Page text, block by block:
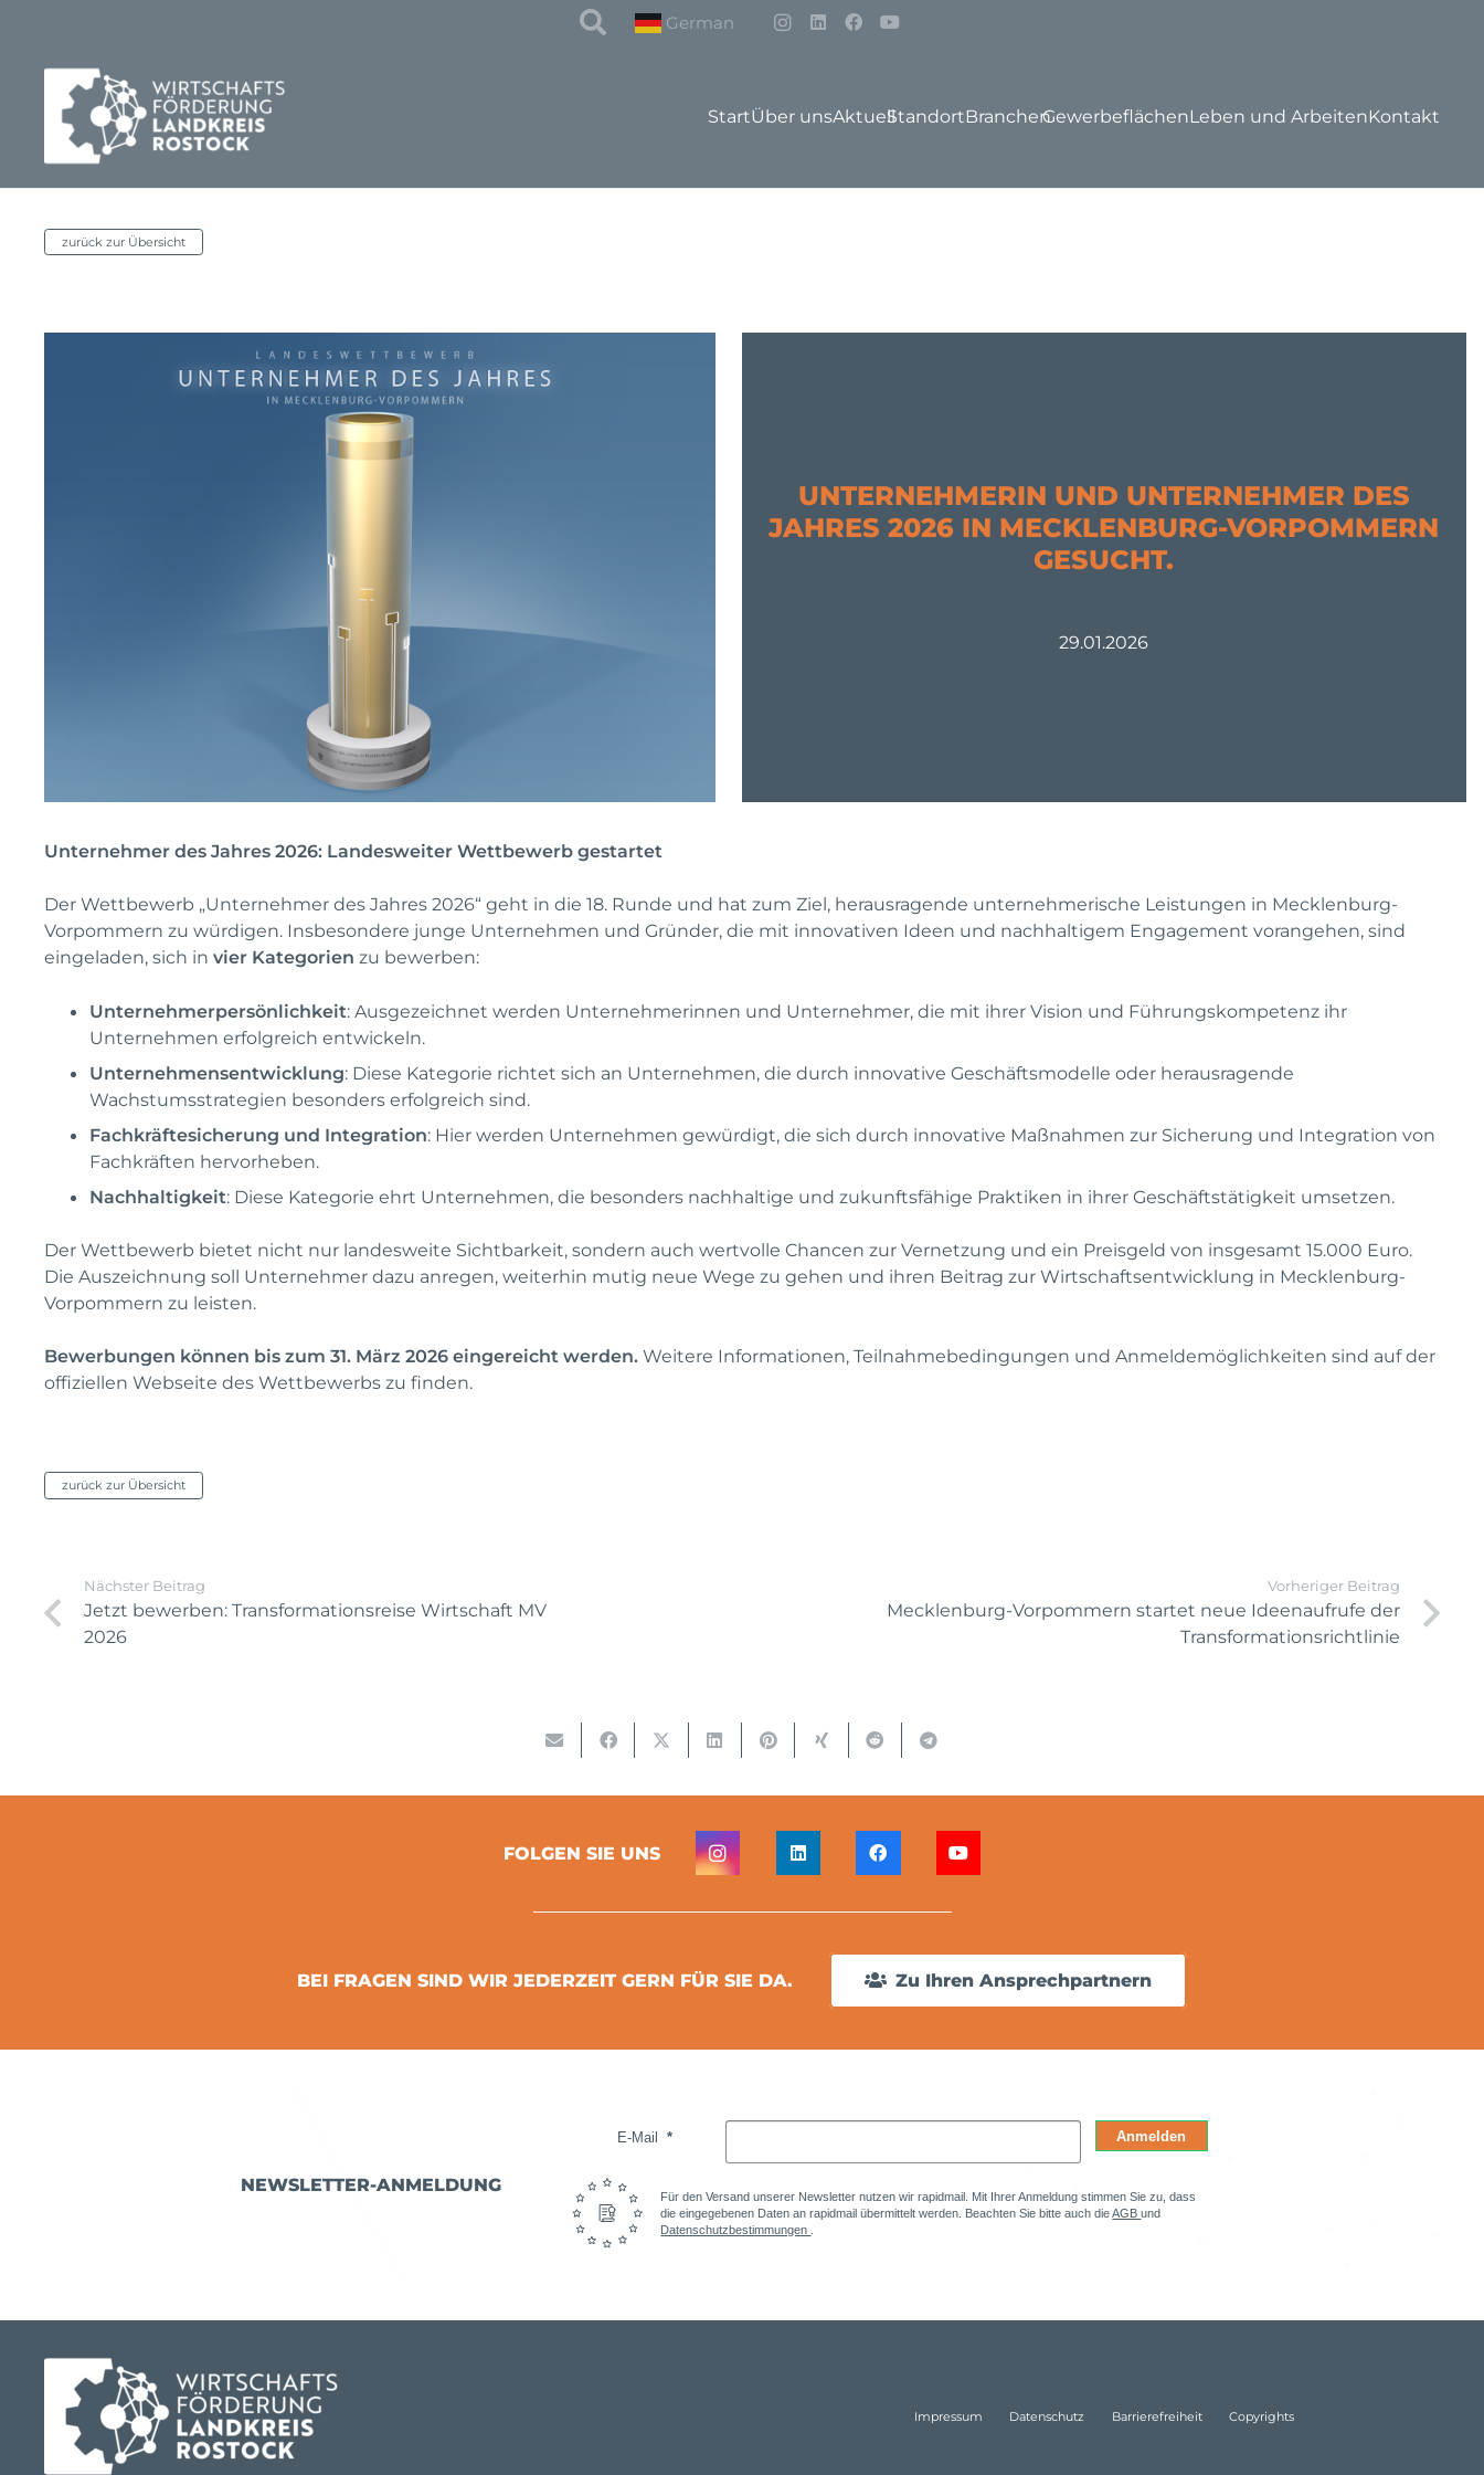
German
StartÜber unsAktuellStandortBranchenGewerbeflächenLeben und ArbeitenKontakt
zurück zur Übersicht
UNTERNEHMERIN UND UNTERNEHMER DES
JAHRES 2026 IN MECKLENBURG-VORPOMMERN
GESUCHT.
29.01.2026
Unternehmer des Jahres 2026: Landesweiter Wettbewerb gestartet
Der Wettbewerb „Unternehmer des Jahres 2026“ geht in die 18. Runde und hat zum Ziel, herausragende unternehmerische Leistungen in Mecklenburg-
Vorpommern zu würdigen. Insbesondere junge Unternehmen und Gründer, die mit innovativen Ideen und nachhaltigem Engagement vorangehen, sind
eingeladen, sich invier Kategorien zu bewerben:
Unternehmerpersönlichkeit: Ausgezeichnet werden Unternehmerinnen und Unternehmer, die mit ihrer Vision und Führungskompetenz ihr
Unternehmen erfolgreich entwickeln.
Unternehmensentwicklung: Diese Kategorie richtet sich an Unternehmen, die durch innovative Geschäftsmodelle oder herausragende
Wachstumsstrategien besonders erfolgreich sind.
Fachkräftesicherung und Integration: Hier werden Unternehmen gewürdigt, die sich durch innovative Maßnahmen zur Sicherung und Integration von
Fachkräften hervorheben.
Nachhaltigkeit: Diese Kategorie ehrt Unternehmen, die besonders nachhaltige und zukunftsfähige Praktiken in ihrer Geschäftstätigkeit umsetzen.
Der Wettbewerb bietet nicht nur landesweite Sichtbarkeit, sondern auch wertvolle Chancen zur Vernetzung und ein Preisgeld von insgesamt 15.000 Euro.
Die Auszeichnung soll Unternehmer dazu anregen, weiterhin mutig neue Wege zu gehen und ihren Beitrag zur Wirtschaftsentwicklung in Mecklenburg-
Vorpommern zu leisten.
Bewerbungen können bis zum 31. März 2026 eingereicht werden. Weitere Informationen, Teilnahmebedingungen und Anmeldemöglichkeiten sind auf der
offiziellen Webseite des Wettbewerbs zu finden.
zurück zur Übersicht
Nächster Beitrag
Jetzt bewerben: Transformationsreise Wirtschaft MV
2026
Vorheriger Beitrag
Mecklenburg-Vorpommern startet neue Ideenaufrufe der
Transformationsrichtlinie
FOLGEN SIE UNS
BEI FRAGEN SIND WIR JEDERZEIT GERN FÜR SIE DA. Zu Ihren Ansprechpartnern
NEWSLETTER-ANMELDUNG
E-Mail Anmelden
Für den Versand unserer Newsletter nutzen wir rapidmail. Mit Ihrer Anmeldung stimmen Sie zu, dass
die eingegebenen Daten an rapidmail übermittelt werden. Beachten Sie bitte auch dieAGBund
Datenschutzbestimmungen
Impressum Datenschutz Barrierefreiheit Copyrights